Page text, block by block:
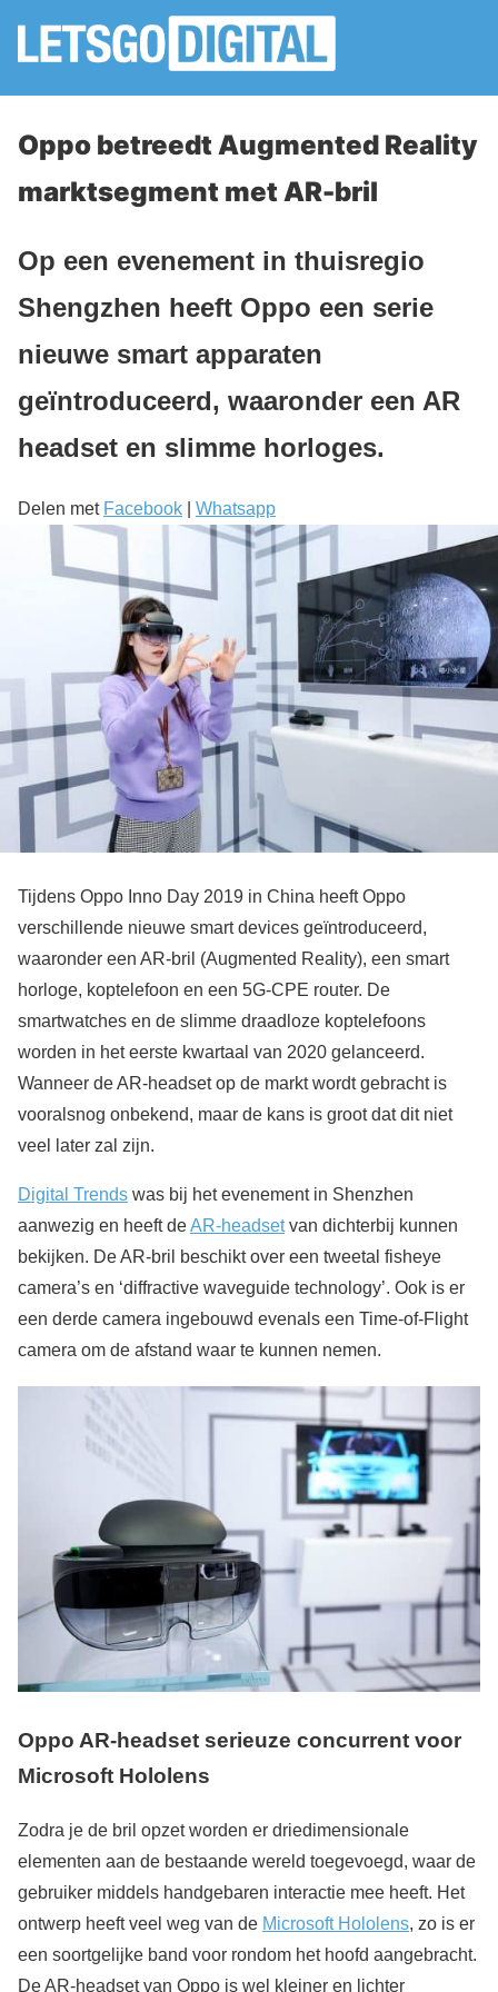
Oppo betreedt Augmented Reality
marktsegment met AR-bril
Op een evenement in thuisregio
Shengzhen heeft Oppo een serie
nieuwe smart apparaten
geïntroduceerd, waaronder een AR
headset en slimme horloges.
Delen met Facebook Whatsapp
Tijdens Oppo Inno Day 2019 in China heeft Oppo
verschillende nieuwe smart devices geïntroduceerd,
waaronder een AR-bril (Augmented Reality), een smart
horloge, koptelefoon en een 5G-CPE router. De
smartwatches en de slimme draadloze koptelefoons
worden in het eerste kwartaal van 2020 gelanceerd.
Wanneer de AR-headset op de markt wordt gebracht is
vooralsnog onbekend, maar de kans is groot dat dit niet
veel later zal zijn.
Digital Trends was bij het evenement in Shenzhen
aanwezig en heeft deAR-headsetvan dichterbij kunnen
bekijken. De AR-bril beschikt over een tweetal fisheye
camera’s en ‘diffractive waveguide technology’. Ook is er
een derde camera ingebouwd evenals een Time-of-Flight
camera om de afstand waar te kunnen nemen.
Oppo AR-headset serieuze concurrent voor
Microsoft Hololens
Zodra je de bril opzet worden er driedimensionale
elementen aan de bestaande wereld toegevoegd, waar de
gebruiker middels handgebaren interactie mee heeft. Het
ontwerp heeft veel weg van de Microsoft Hololens, zo is er
een soortgelijke band voor rondom het hoofd aangebracht.
De AR-headset van Oppo is wel kleiner en lichter